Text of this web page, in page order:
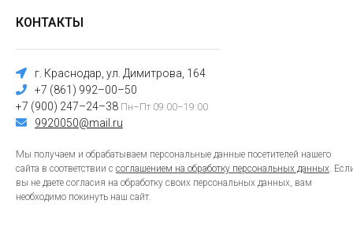
КОНТАКТЫ
г. Краснодар, ул. Димитрова, 164
+7 (861) 992–00–50
+7 (900) 247–24–38 Пн–Пт 09:00–19:00
9920050@mail.ru
Мы получаем и обрабатываем персональные данные посетителей нашего
сайта в соответствии с соглашением на обработку персональных данных.
вы не даете согласия на обработку своих персональных данных, вам
необходимо покинуть наш сайт.